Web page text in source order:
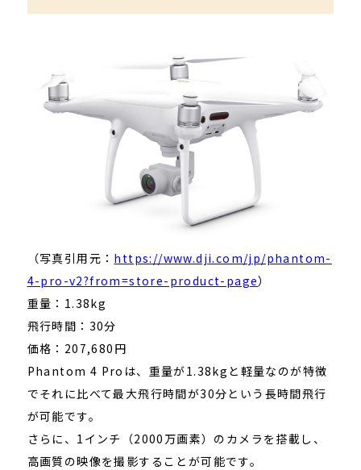
（写真引用元： https://www.dji.com/jp/phantom-
4-pro-v2?from=store-product-page）
重量：1.38kg
飛行時間：30分
価格：207,680円
Phantom 4 Proは、重量が1.38kgと軽量なのが特徴
でそれに比べて最大飛行時間が30分という長時間飛行
が可能です。
さらに、1インチ（2000万画素）のカメラを搭載し、
高画質の映像を撮影することが可能です。